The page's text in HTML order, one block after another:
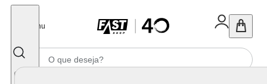
Menu